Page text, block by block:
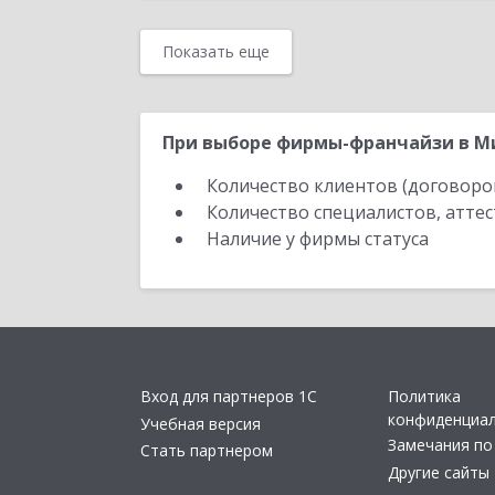
Показать еще
При выборе фирмы-франчайзи в
Количество клиентов
Количество специалистов,
Наличие у фирмы статуса
Вход для партнеров 1С
Учебная версия
Стать партнером
Политика
Замечания по
Другие сайты